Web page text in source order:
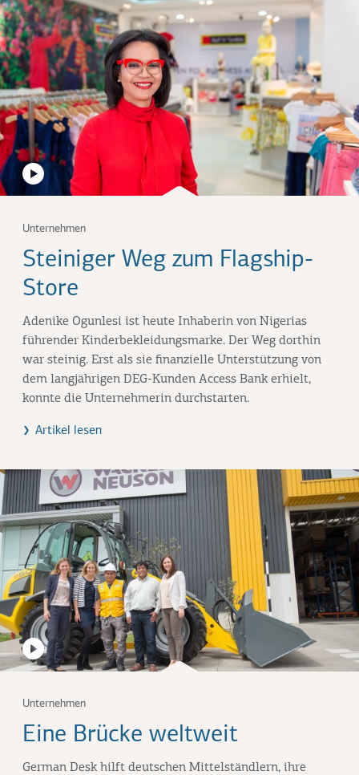
Unternehmen
Steiniger Weg zum Flagship-
Store
Adenike Ogunlesi ist heute Inhaberin von Nigerias
führender Kinderbekleidungsmarke. Der Weg dorthin
war steinig. Erst als sie finanzielle Unterstützung von
dem langjährigen DEG-Kunden Access Bank erhielt,
konnte die Unternehmerin durchstarten.
Artikel lesen
Unternehmen
Eine Brücke weltweit
German Desk hilft deutschen Mittelständlern, ihre